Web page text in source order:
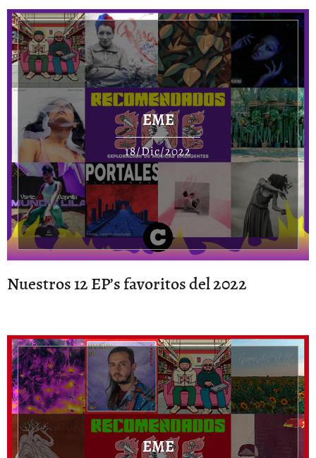
EME
18/Dic/2022
Nuestros 12 EP’s favoritos del 2022
EME